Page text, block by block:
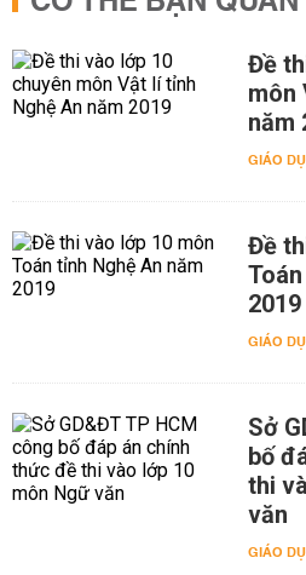
Đề
môn
năm
GIÁO
Đề
2019
GIÁO
Sở
bố
thi
văn
GIÁO